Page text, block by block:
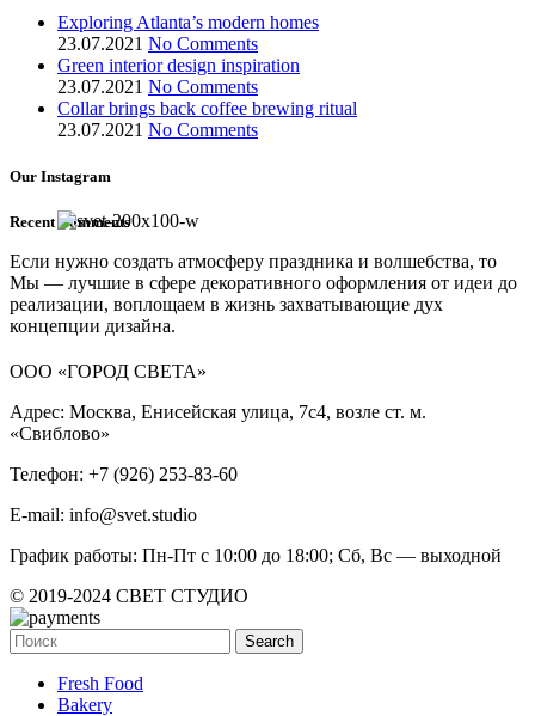
Exploring Atlanta’s modern homes
23.07.2021 No Comments
Green interior design inspiration
23.07.2021 No Comments
Collar brings back coffee brewing ritual
23.07.2021 No Comments
Our Instagram
Recent Comments
Если нужно создать атмосферу праздника и волшебства, то
Мы — лучшие в сфере декоративного оформления от идеи до
реализации, воплощаем в жизнь захватывающие дух
концепции дизайна.
ООО «ГОРОД СВЕТА»
Адрес: Москва, Енисейская улица, 7с4, возле ст. м.
«Свиблово»
Телефон: +7 (926) 253-83-60
E-mail: info@svet.studio
График работы: Пн-Пт с 10:00 до 18:00; Сб, Вс — выходной
© 2019-2024 СВЕТ СТУДИО
Search
Fresh Food
Bakery